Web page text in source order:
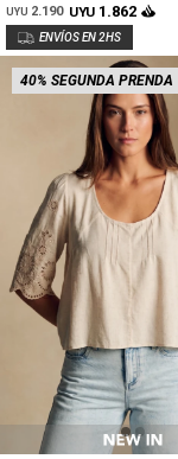
UYU 2.190 UYU 1.862
40% SEGUNDA PRENDA
Talle